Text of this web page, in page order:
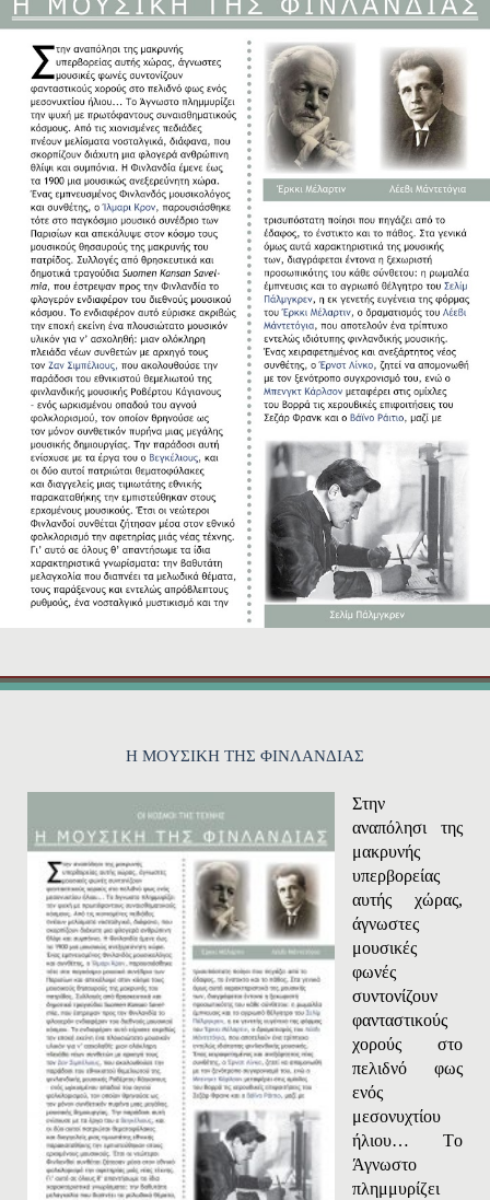
H MOYΣIKH THΣ ΦINΛANΔIAΣ
Στην
αναπόλησι της
μακρυνής
υπερβορείας
αυτής χώρας,
άγνωστες
μουσικές
φωνές
συντονίζουν
φανταστικούς
χορούς στο
πελιδνό φως
ενός
μεσονυχτίου
ήλιου… Tο
Άγνωστο
πλημμυρίζει